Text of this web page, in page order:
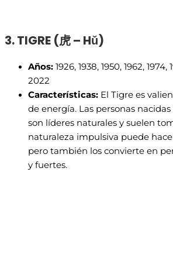
3. TIGRE (虎 – Hǔ)
Años: 1926, 1938, 1950, 1962, 1974,
2022
Características: El Tigre es
de energía. Las personas
son líderes naturales y suelen
naturaleza impulsiva puede
pero también los convierte en
y fuertes.